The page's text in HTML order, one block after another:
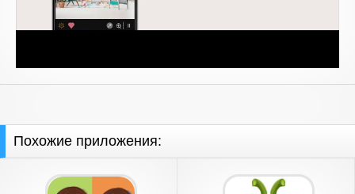
Похожие приложения: